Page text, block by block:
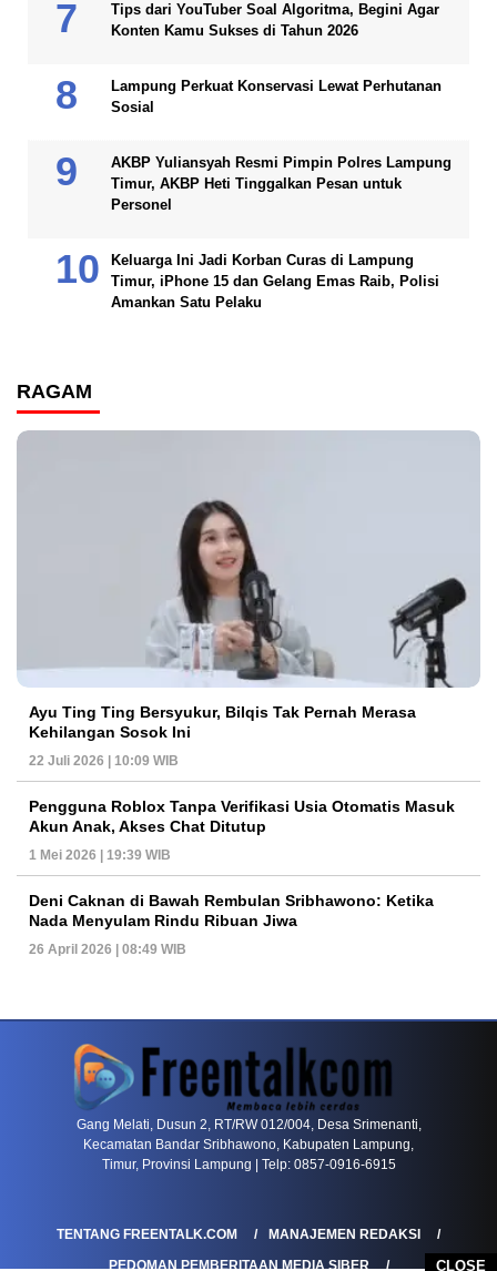
CLOSE
Tips dari YouTuber Soal Algoritma, Begini Agar
Konten Kamu Sukses di Tahun 2026
Lampung Perkuat Konservasi Lewat Perhutanan
Sosial
AKBP Yuliansyah Resmi Pimpin Polres Lampung
Timur, AKBP Heti Tinggalkan Pesan untuk
Personel
Keluarga Ini Jadi Korban Curas di Lampung
Timur, iPhone 15 dan Gelang Emas Raib, Polisi
Amankan Satu Pelaku
RAGAM
Ayu Ting Ting Bersyukur, Bilqis Tak Pernah Merasa
Kehilangan Sosok Ini
22 Juli 2026 | 10:09 WIB
Pengguna Roblox Tanpa Verifikasi Usia Otomatis Masuk
Akun Anak, Akses Chat Ditutup
1 Mei 2026 | 19:39 WIB
Deni Caknan di Bawah Rembulan Sribhawono: Ketika
Nada Menyulam Rindu Ribuan Jiwa
26 April 2026 | 08:49 WIB
PETIR800 LOGIN Tren Mobile Entertainment Terus Mendorong
Gang Melati, Dusun 2, RT/RW 012/004, Desa Srimenanti,
Kecamatan Bandar Sribhawono, Kabupaten Lampung,
Timur, Provinsi Lampung | Telp: 0857-0916-6915
TENTANG FREENTALK.COM
MANAJEMEN REDAKSI
PEDOMAN PEMBERITAAN MEDIA SIBER